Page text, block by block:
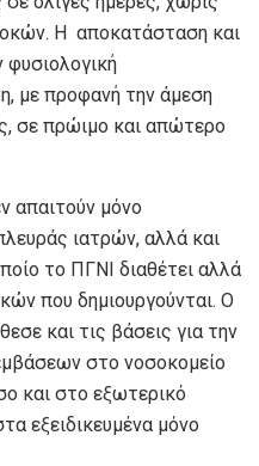
Η αποκατάσταση και
με προφανή την άμεση
σε πρώιμο και απώτερο
απαιτούν μόνο
ιατρών, αλλά και
το ΠΓΝΙ διαθέτει αλλά
που δημιουργούνται. Ο
και τις βάσεις για την
στο νοσοκομείο
και στο εξωτερικό
εξειδικευμένα μόνο